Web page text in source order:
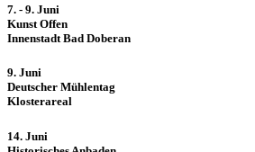
7. - 9. Juni
Kunst Offen
Innenstadt Bad Doberan
9. Juni
Deutscher Mühlentag
Klosterareal
14. Juni